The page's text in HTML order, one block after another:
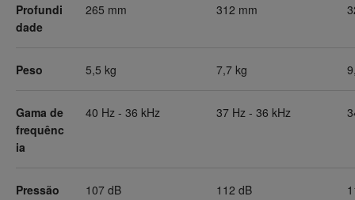
Profundi
dade
Peso
Gama de
frequênc
ia
Pressão
265 mm
5,5 kg
40 Hz - 36 kHz
107 dB
312 mm
7,7 kg
37 Hz - 36 kHz
112 dB